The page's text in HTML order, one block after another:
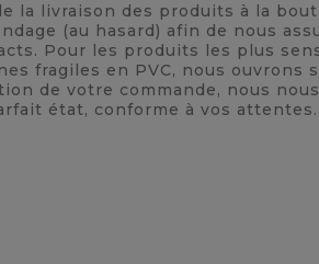
la livraison des produits à la
(au hasard) afin de nous
Pour les produits les plus
fragiles en PVC, nous ouvrons
de votre commande, nous
état, conforme à vos attentes.